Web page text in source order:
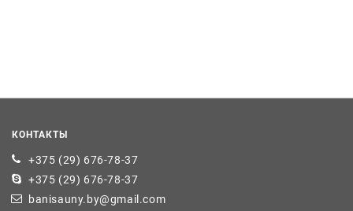
КОНТАКТЫ
+375 (29) 676-78-37
+375 (29) 676-78-37
banisauny.by@gmail.com